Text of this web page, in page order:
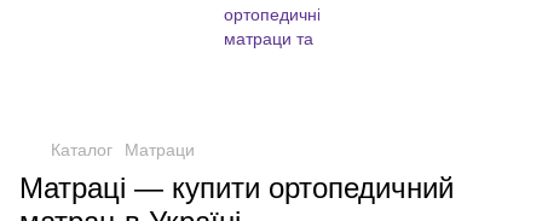
Каталог Матраци
Матраці — купити ортопедичний